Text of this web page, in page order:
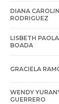
DIANA
RODRIGUEZ
LISBETH
BOADA
GRACIELA
WENDY
GUERRERO